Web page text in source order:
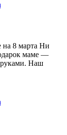
8 марта Ни
маме —
руками. Наш